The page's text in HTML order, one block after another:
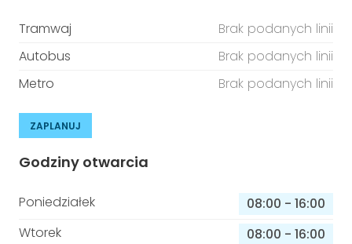
Tramwaj
Brak podanych linii
Autobus
Brak podanych linii
Metro
Brak podanych linii
ZAPLANUJ
Godziny otwarcia
Poniedziałek 08:00 - 16:00
Wtorek
08:00 - 16:00